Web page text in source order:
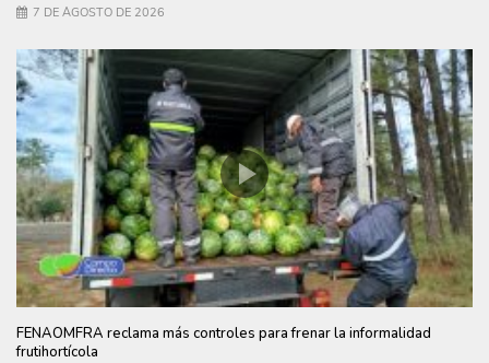
7 DE AGOSTO DE 2026
FENAOMFRA reclama más controles para frenar la informalidad
frutihortícola